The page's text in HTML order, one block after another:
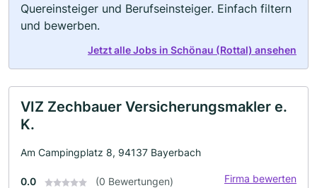
Quereinsteiger und Berufseinsteiger. Einfach filtern
und bewerben.
Jetzt alle Jobs in Schönau (Rottal) ansehen
VIZ Zechbauer Versicherungsmakler e.
K.
Am Campingplatz 8, 94137 Bayerbach
0.0 (0 Bewertungen) Firma bewerten